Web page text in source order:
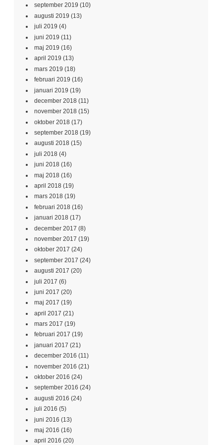
september 2019 (10)
augusti 2019 (13)
juli 2019 (4)
juni 2019 (11)
maj 2019 (16)
april 2019 (13)
mars 2019 (18)
februari 2019 (16)
januari 2019 (19)
december 2018 (11)
november 2018 (15)
oktober 2018 (17)
september 2018 (19)
augusti 2018 (15)
juli 2018 (4)
juni 2018 (16)
maj 2018 (16)
april 2018 (19)
mars 2018 (19)
februari 2018 (16)
januari 2018 (17)
december 2017 (8)
november 2017 (19)
oktober 2017 (24)
september 2017 (24)
augusti 2017 (20)
juli 2017 (6)
juni 2017 (20)
maj 2017 (19)
april 2017 (21)
mars 2017 (19)
februari 2017 (19)
januari 2017 (21)
december 2016 (11)
november 2016 (21)
oktober 2016 (24)
september 2016 (24)
augusti 2016 (24)
juli 2016 (5)
juni 2016 (13)
maj 2016 (16)
april 2016 (20)